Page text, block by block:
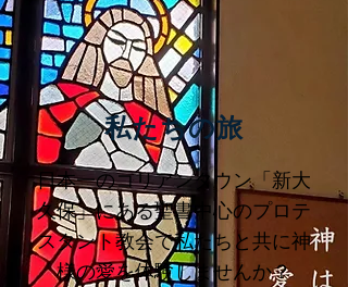
​私たちの旅
日本一のコリアンタウン「新大
久保」にある聖書中心のプロテ
スタント教会で私たちと共に神
様の愛を体験しませんか？